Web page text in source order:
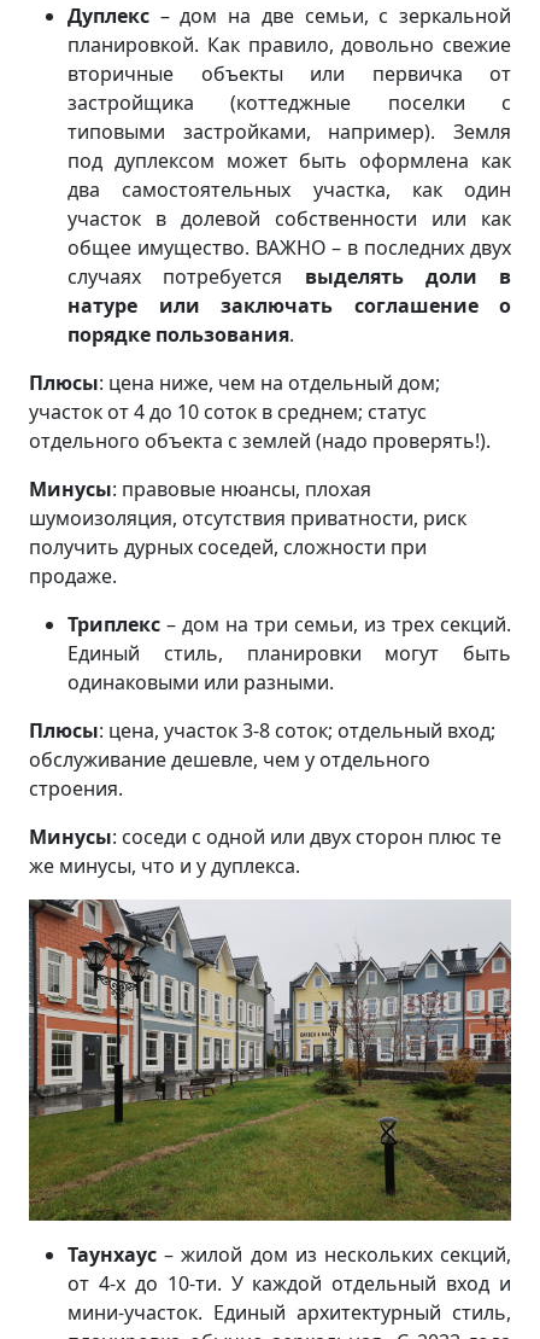
Дуплекс – дом на две семьи, с зеркальной
планировкой. Как правило, довольно свежие
вторичные объекты или первичка от
застройщика (коттеджные поселки с
типовыми застройками, например). Земля
под дуплексом может быть оформлена как
два самостоятельных участка, как один
участок в долевой собственности или как
общее имущество. ВАЖНО – в последних двух
случаях потребуется выделять доли в
натуре или заключать соглашение о
порядке пользования.
Плюсы: цена ниже, чем на отдельный дом;
участок от 4 до 10 соток в среднем; статус
отдельного объекта с землей (надо проверять!).
Минусы: правовые нюансы, плохая
шумоизоляция, отсутствия приватности, риск
получить дурных соседей, сложности при
продаже.
Триплекс – дом на три семьи, из трех секций.
Единый стиль, планировки могут быть
одинаковыми или разными.
Плюсы: цена, участок 3-8 соток; отдельный вход;
обслуживание дешевле, чем у отдельного
строения.
Минусы: соседи с одной или двух сторон плюс те
же минусы, что и у дуплекса.
Таунхаус – жилой дом из нескольких секций,
от 4-х до 10-ти. У каждой отдельный вход и
мини-участок. Единый архитектурный стиль,